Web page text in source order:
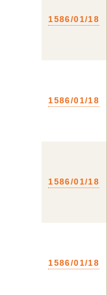
1586/01/18
1586/01/18
1586/01/18
1586/01/18